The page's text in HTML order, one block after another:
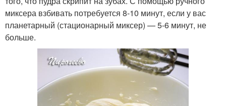
миксера взбивать потребуется 8-10 минут, если у вас
планетарный (стационарный миксер) — 5-6 минут, не
больше.